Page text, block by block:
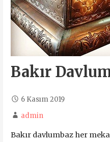
Bakır
6 Kasım 2019
admin
Bakır davlumbaz her